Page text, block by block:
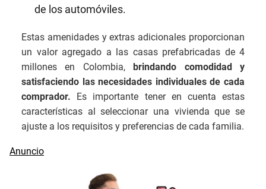
de los automóviles.
Estas amenidades y extras adicionales proporcionan
un valor agregado a las casas prefabricadas de 4
millones en Colombia,
brindando comodidad y
satisfaciendo las necesidades individuales de cada
comprador. Es importante tener en cuenta estas
características al seleccionar una vivienda que se
ajuste a los requisitos y preferencias de cada familia.